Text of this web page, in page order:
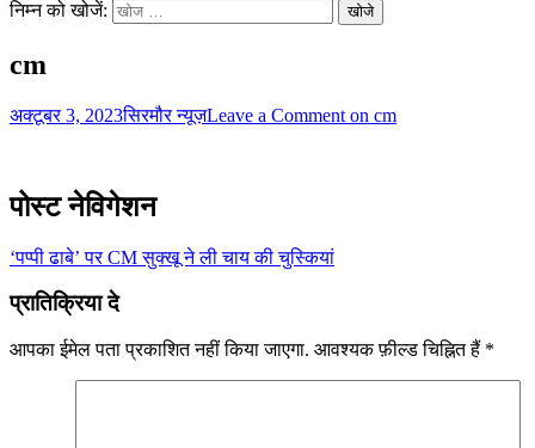
निम्न को खोजें:
cm
अक्टूबर 3, 2023सिरमौर न्यूज़Leave a Comment on cm
पोस्ट नेविगेशन
‘पप्पी ढाबे’ पर CM सुक्खू ने ली चाय की चुस्कियां
प्रातिक्रिया दे
आपका ईमेल पता प्रकाशित नहीं किया जाएगा. आवश्यक फ़ील्ड चिह्नित हैं *